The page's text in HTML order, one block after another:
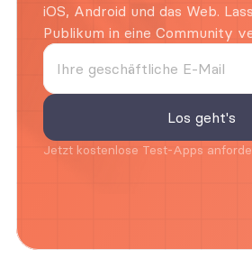
iOS, Android und das Web.
Publikum in eine Community
Jetzt kostenlose Test-Apps